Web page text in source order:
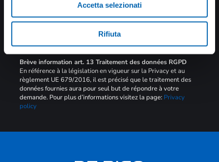
Accetta selezionati
Rifiuta
SOUMETTRE
Brève information art. 13 Traitement des données RGPD
En référence à la législation en vigueur sur la Privacy et au
règlement UE 679/2016, il est précisé que le traitement des
données fournies aura pour seul but de répondre à votre
demande. Pour plus d’informations visitez la page: Privacy
policy